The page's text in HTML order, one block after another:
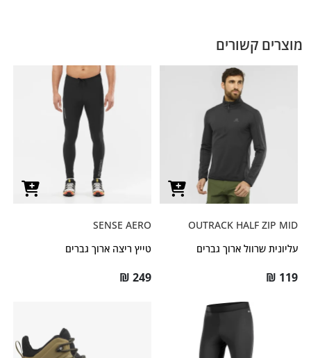
מוצרים קשורים
OUTRACK HALF ZIP MID
עליונית שרוול ארוך גברים
₪ 119
SENSE AERO
טייץ ריצה ארוך גברים
₪ 249